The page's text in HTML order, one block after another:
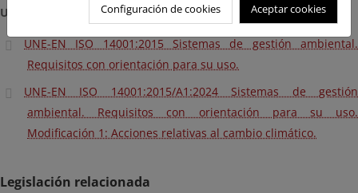
UNE-EN ISO 14001:
UNE-EN ISO 14001:2015 Sistemas de gestión ambiental.
Requisitos con orientación para su uso.
UNE-EN ISO 14001:2015/A1:2024 Sistemas de gestión
ambiental. Requisitos con orientación para su uso.
Modificación 1: Acciones relativas al cambio climático.
Legislación relacionada
Configuración de cookies Aceptar cookies